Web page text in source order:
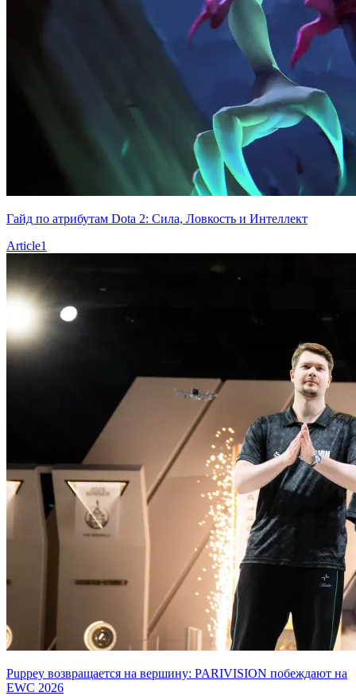
Гайд по атрибутам Dota 2: Сила, Ловкость и Интеллект
Article1
Puppey возвращается на вершину: PARIVISION побеждают на
EWC 2026